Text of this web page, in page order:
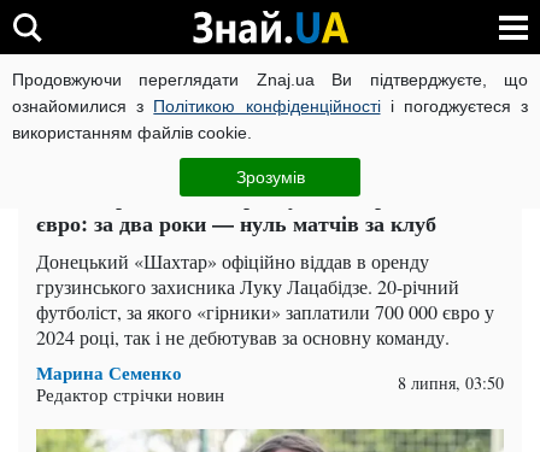
Продовжуючи переглядати Znaj.ua Ви підтверджуєте, що
ознайомилися з Політикою конфіденційностіі погоджуєтеся з
використанням файлів cookie.
Зрозумів
ВІЙНА РОСІЇ ПРОТИ УКРАЇНИ КОРОНАВІРУС В УКРАЇНІ
ЧИТАТЬ НА РУССКОМ
"Шахтар" віддав в оренду легіонера за 700 000
євро: за два роки — нуль матчів за клуб
Донецький «Шахтар» офіційно віддав в оренду
грузинського захисника Луку Лацабідзе. 20-річний
футболіст, за якого «гірники» заплатили 700 000 євро у
2024 році, так і не дебютував за основну команду.
Марина Семенко
Редактор стрічки новин 8 липня, 03:50